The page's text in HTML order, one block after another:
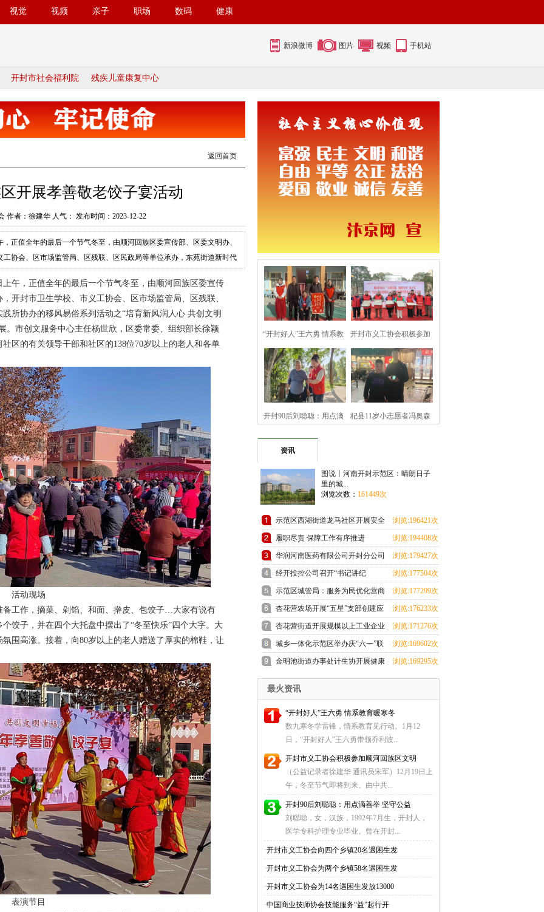
视觉 视频 亲子 职场 数码 健康
新浪微博 图片 视频 手机站
开封市社会福利院 残疾儿童康复中心
返回首页
开展孝善敬老饺子宴活动
作者：徐建华 人气： 发布时间：2023-12-22
正值全年的最后一个节气冬至，由顺河回族区委宣传部、区委文明办、
协会、区市场监管局、区残联、区民政局等单位承办，东苑街道新时代
，正值全年的最后一个节气冬至，由顺河回族区委宣传
开封市卫生学校、市义工协会、区市场监管局、区残联、
所协办的移风易俗系列活动之“培育新风润人心 共创文明
。市创文服务中心主任杨世欣，区委常委、组织部长徐颖
区的有关领导干部和社区的138位70岁以上的老人和各单
活动现场
作，摘菜、剁馅、和面、擀皮、包饺子…大家有说有
饺子，并在四个大托盘中摆出了“冬至快乐”四个大字。大
围高涨。接着，向80岁以上的老人赠送了厚实的棉鞋，让
表演节目
“开封好人”王六勇 情系教
育暖寒冬
开封市义工协会积极参加
顺河回族区文
开封90后刘聪聪：用点滴 杞县11岁小志愿者冯奥森
资讯
图说丨河南开封示范区：晴朗日子
里的城...
浏览次数： 161449次
示范区西湖街道龙马社区开展安全
教育进校园活动
浏览:196421次
履职尽责 保障工作有序推进 浏览:194408次
华润河南医药有限公司开封分公司
团支部成立
浏览:179427次
经开投控公司召开“书记讲纪
法”和“纪法与青春
浏览:177504次
示范区城管局：服务为民优化营商
环境 群众感激送
浏览:177299次
杏花营农场开展“五星”支部创建应
知应会知识测
浏览:176233次
杏花营街道开展规模以上工业企业
科技研发全覆盖
浏览:171276次
城乡一体化示范区举办庆“六一”联
欢会暨少儿才
浏览:169602次
金明池街道办事处计生协开展健康
厨艺大比拼活动
浏览:169295次
最火资讯
“开封好人”王六勇 情系教育暖寒冬
数九寒冬学雷锋，情系教育见行动。1月12
日，“开封好人”王六勇带领乔利波...
开封市义工协会积极参加顺河回族区文明
（公益记录者徐建华 通讯员宋军）12月19日上
午，冬至节气即将到来。由中共...
开封90后刘聪聪：用点滴善举 坚守公益
刘聪聪，女，汉族，1992年7月生，开封人，
医学专科护理专业毕业。曾在开封...
·开封市义工协会向四个乡镇20名遇困生发
·开封市义工协会为两个乡镇58名遇困生发
·开封市义工协会为14名遇困生发放13000
·中国商业技师协会技能服务“益”起行开